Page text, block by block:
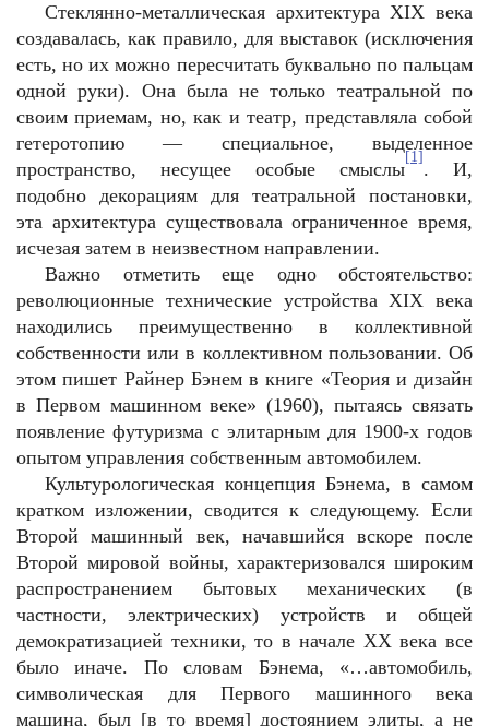
Стеклянно-металлическая архитектура XIX века
создавалась, как правило, для выставок (исключения
есть, но их можно пересчитать буквально по пальцам
одной руки). Она была не только театральной по
своим приемам, но, как и театр, представляла собой
гетеротопию — специальное, выделенное
пространство, несущее особые смыслы
[1]
. И,
подобно декорациям для театральной постановки,
эта архитектура существовала ограниченное время,
исчезая затем в неизвестном направлении.
Важно отметить еще одно обстоятельство:
революционные технические устройства XIX века
находились преимущественно в коллективной
собственности или в коллективном пользовании. Об
этом пишет Райнер Бэнем в книге «Теория и дизайн
в Первом машинном веке» (1960), пытаясь связать
появление футуризма с элитарным для 1900-х годов
опытом управления собственным автомобилем.
Культурологическая концепция Бэнема, в самом
кратком изложении, сводится к следующему. Если
Второй машинный век, начавшийся вскоре после
Второй мировой войны, характеризовался широким
распространением бытовых механических (в
частности, электрических) устройств и общей
демократизацией техники, то в начале ХХ века все
было иначе. По словам Бэнема, «…автомобиль,
символическая для Первого машинного века
машина, был [в то время] достоянием элиты, а не